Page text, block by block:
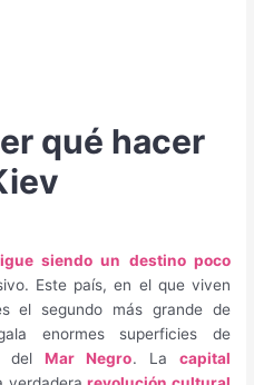
qué hacer
siendo un destino poco
Este país, en el que viven
el segundo más grande de
enormes superficies de
delMar Negro. La capital